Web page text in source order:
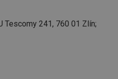
Tescomy 241, 760 01 Zlín;